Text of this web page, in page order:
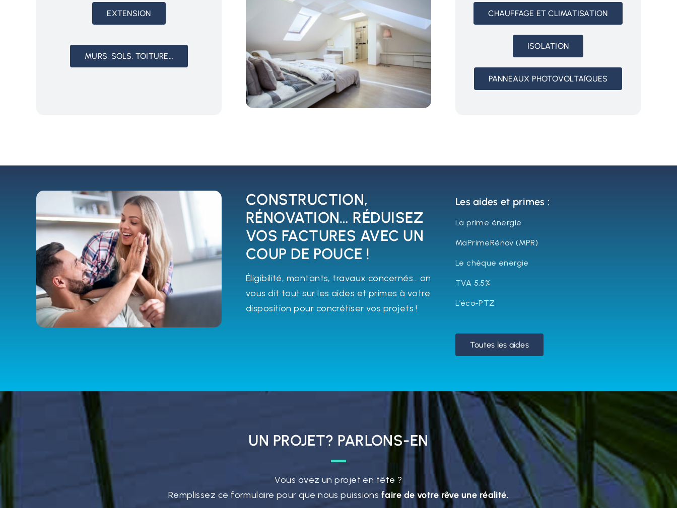
EXTENSION
MURS, SOLS, TOITURE…
CHAUFFAGE ET CLIMATISATION
ISOLATION
PANNEAUX PHOTOVOLTAÏQUES
CONSTRUCTION,
RÉNOVATION… RÉDUISEZ
VOS FACTURES AVEC UN
COUP DE POUCE !
Éligibilité, montants, travaux concernés… on
vous dit tout sur les aides et primes à votre
disposition pour concrétiser vos projets !
Les aides et primes :
La prime énergie
MaPrimeRénov (MPR)
Le chèque energie
TVA 5,5%
L’éco-PTZ
Toutes les aides
UN PROJET? PARLONS-EN
Vous avez un projet en tête ?
Remplissez ce formulaire pour que nous puissions faire de votre rêve une réalité.